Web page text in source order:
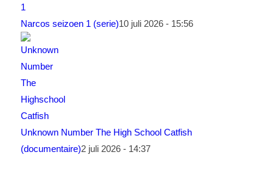
Narcos seizoen 1 (serie)10 juli 2026 - 15:56
Unknown Number The High School Catfish
(documentaire)2 juli 2026 - 14:37